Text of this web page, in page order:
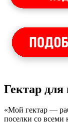
Гектар
«Мой гектар —
поселки со